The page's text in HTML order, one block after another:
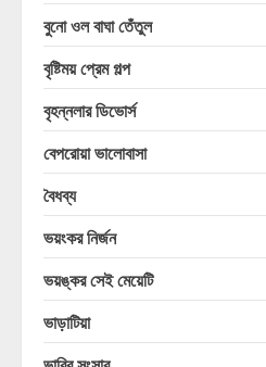
বুনো ওল বাঘা তেঁতুল
বৃষ্টিময় প্রেম গল্প
বৃহন্নলার ডিভোর্স
বেপরোয়া ভালোবাসা
বৈধব্য
ভয়ংকর নির্জন
ভয়ঙ্কর সেই মেয়েটি
ভাড়াটিয়া